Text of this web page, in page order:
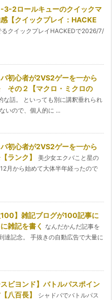
3-2ロールキューのクイックマ
【クイックプレイ：HACKE
るクイックプレイHACKEDで2026/7/
バ初心者が2VS2ゲーを一から
その２【マクロ・ミクロの
な話。 といっても別に講釈垂れられ
いので、個人的に ...
バ初心者が2VS2ゲーを一から
ランク】
美少女エクバこと星の
月から始めて大体半年経ったので
100】雑記ブログが100記事に
雑記を書く なんだかんだ記事を
達記念。 手抜きの自動広告で大量に
スビヨンド】バトルパスポイン
八百長】
シャドバでバトルパス